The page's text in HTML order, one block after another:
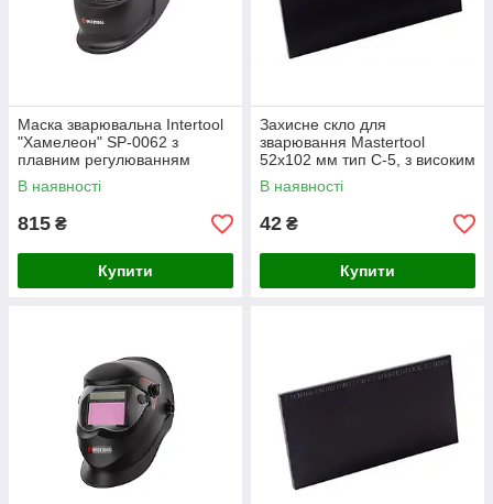
Маска зварювальна Intertool
"Хамелеон" SP-0062 з
плавним регулюванням
затемнення, чутливості і
затримки
В наявності
815 ₴
Купити
Захисне скло для
зварювання Mastertool
52x102 мм тип С-5, з високим
захистом від ультрафіолету
В наявності
42 ₴
Купити